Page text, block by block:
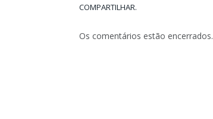
COMPARTILHAR.
Os comentários estão encerrados.